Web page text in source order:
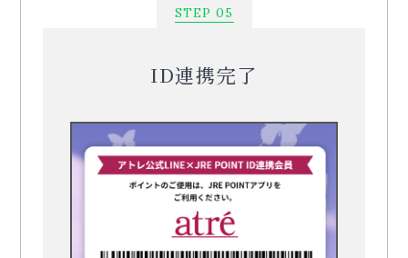
STEP 05
ID連携完了